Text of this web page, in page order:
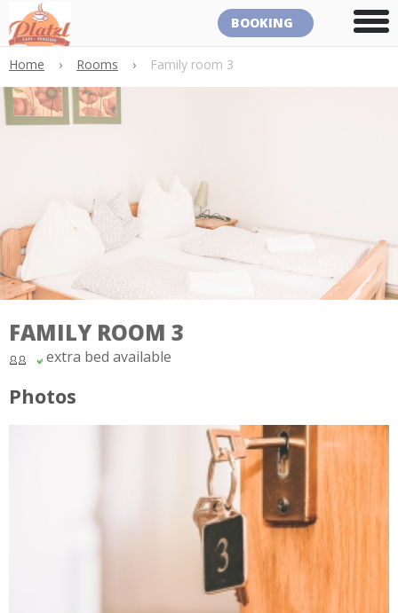
BOOKING
Home › Rooms › Family room 3
FAMILY ROOM 3
extra bed available
Photos